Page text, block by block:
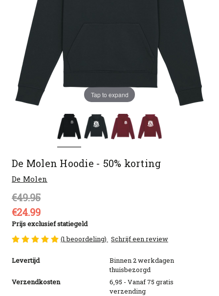
Tap to expand
De Molen Hoodie - 50% korting
De Molen
€49.95
€24.99
Prijs exclusief statiegeld
(1 beoordeling) Schrijf een review
Beschikbaarheid
Levertijd
Binnen 2 werkdagen
thuisbezorgd
Verzendkosten
6,95 - Vanaf 75 gratis
verzending